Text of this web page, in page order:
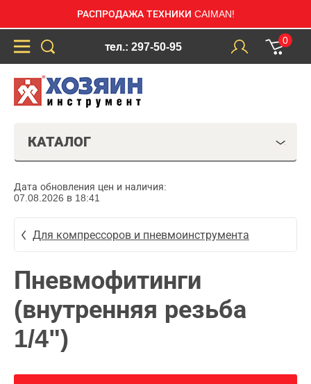
РАСПРОДАЖА ТЕХНИКИ CAIMAN!
тел.: 297-50-95
0
КАТАЛОГ
Дата обновления цен и наличия:
07.08.2026 в 18:41
Для компрессоров и пневмоинструмента
Пневмофитинги
(внутренняя резьба
1/4")